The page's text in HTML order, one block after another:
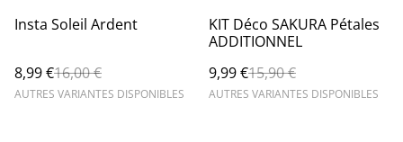
%
Insta Soleil Ardent
8,99 €16,00 €
AUTRES VARIANTES DISPONIBLES
%
KIT Déco SAKURA Pétales
ADDITIONNEL
9,99 €15,90 €
AUTRES VARIANTES DISPONIBLES